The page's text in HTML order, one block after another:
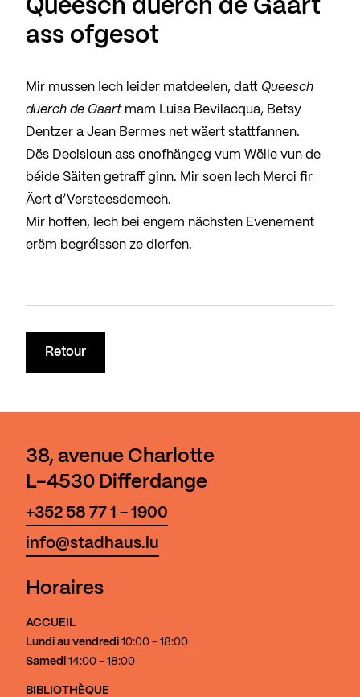
Queesch duerch de Gaart
ass ofgesot
Mir mussen Iech leider matdeelen, datt Queesch
duerch de Gaartmam Luisa Bevilacqua, Betsy
Dentzer a Jean Bermes net wäert stattfannen.
Dës Decisioun ass onofhängeg vum Wëlle vun de
béide Säiten getraff ginn. Mir soen Iech Merci fir
Äert d’Versteesdemech.
Mir hoffen, Iech bei engem nächsten Evenement
erëm begréissen ze dierfen.
Retour
38, avenue Charlotte
L-4530 Differdange
+352 58 77 1 - 1900
info@stadhaus.lu
Horaires
ACCUEIL
Lundi au vendredi 10:00 - 18:00
Samedi 14:00 - 18:00
BIBLIOTHÈQUE